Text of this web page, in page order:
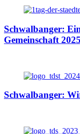
Schwalbanger:
Gemeinschaft 2025
Schwalbanger: